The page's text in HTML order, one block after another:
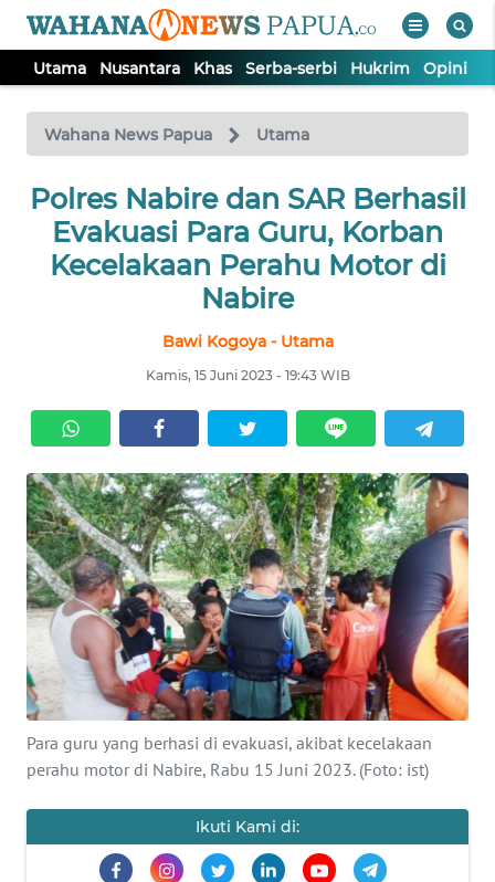
Utama Nusantara Khas Serba-serbi Hukrim Opini
Wahana News Papua Utama
Polres Nabire dan SAR Berhasil
Evakuasi Para Guru, Korban
Kecelakaan Perahu Motor di
Nabire
Bawi Kogoya - Utama
Kamis, 15 Juni 2023 - 19:43 WIB
Para guru yang berhasi di evakuasi, akibat kecelakaan
perahu motor di Nabire, Rabu 15 Juni 2023. (Foto: ist)
Ikuti Kami di:
TV
Tutup
UTAMA
NUSANTARA
SERBI
HUKRIM
OPINI
PERISTIWA
Informasi
INDEKS
BERITA
KONTAK